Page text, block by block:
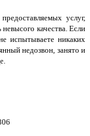
услуг,
качества. Если
испытываете никаких
недозвон, занято и